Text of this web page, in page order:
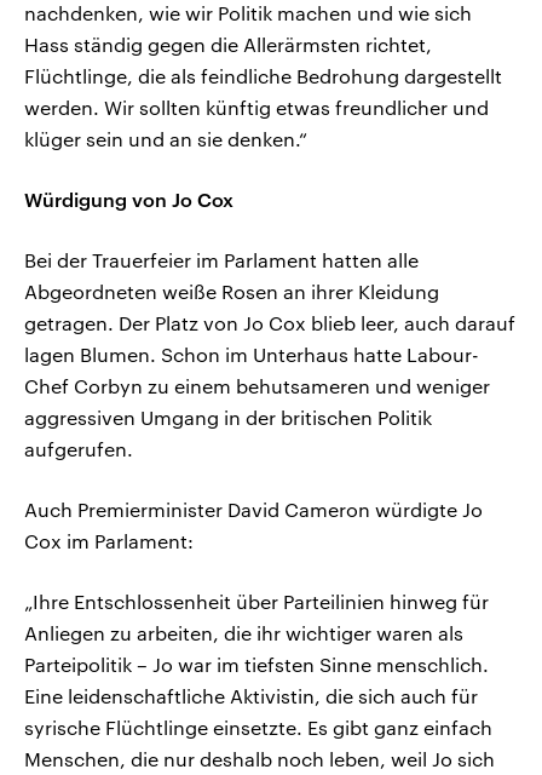
nachdenken, wie wir Politik machen und wie sich
Hass ständig gegen die Allerärmsten richtet,
Flüchtlinge, die als feindliche Bedrohung dargestellt
werden. Wir sollten künftig etwas freundlicher und
klüger sein und an sie denken.“
Würdigung von Jo Cox
Bei der Trauerfeier im Parlament hatten alle
Abgeordneten weiße Rosen an ihrer Kleidung
getragen. Der Platz von Jo Cox blieb leer, auch darauf
lagen Blumen. Schon im Unterhaus hatte Labour-
Chef Corbyn zu einem behutsameren und weniger
aggressiven Umgang in der britischen Politik
aufgerufen.
Auch Premierminister David Cameron würdigte Jo
Cox im Parlament:
„Ihre Entschlossenheit über Parteilinien hinweg für
Anliegen zu arbeiten, die ihr wichtiger waren als
Parteipolitik – Jo war im tiefsten Sinne menschlich.
Eine leidenschaftliche Aktivistin, die sich auch für
syrische Flüchtlinge einsetzte. Es gibt ganz einfach
Menschen, die nur deshalb noch leben, weil Jo sich